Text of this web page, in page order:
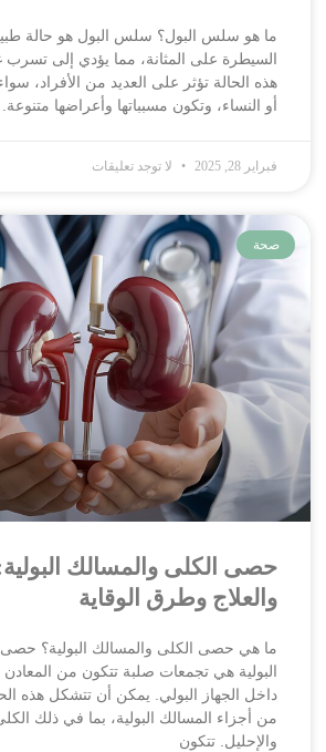
ما هو سلس البول؟ سلس البول هو حالة
السيطرة على المثانة، مما يؤدي إلى تسرب
هذه الحالة تؤثر على العديد من الأفراد،
أو النساء، وتكون مسبباتها وأعراضها
فبراير 28, 2025 لا توجد تعليقات
صحة
حصى الكلى والمسالك
والعلاج وطرق الوقاية
ما هي حصى الكلى والمسالك البولية؟ حصى
البولية هي تجمعات صلبة تتكون من المعادن
داخل الجهاز البولي. يمكن أن تتشكل هذه
من أجزاء المسالك البولية، بما في ذلك
والإحليل. تتكون